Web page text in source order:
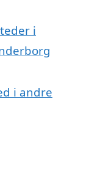
i
i andre